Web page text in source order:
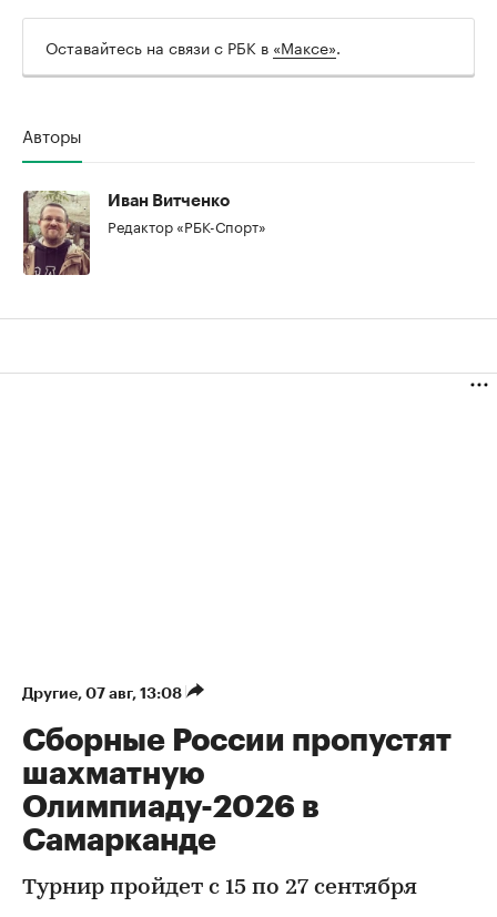
Оставайтесь на связи с РБК в «Максе».
Авторы
Иван Витченко
Редактор «РБК-Спорт»
Другие⁠, 07 авг, 13:08
Сборные России пропустят
шахматную
Олимпиаду-2026 в
Самарканде
Турнир пройдет с 15 по 27 сентября